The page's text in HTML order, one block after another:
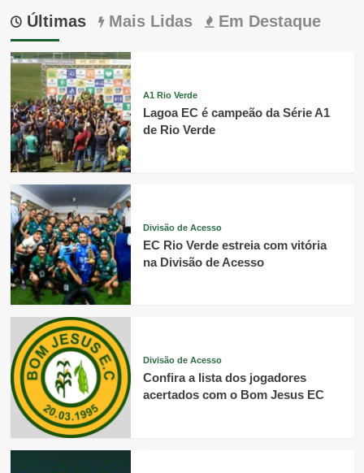
Últimas Mais Lidas Em Destaque
A1 Rio Verde
Lagoa EC é campeão da Série A1
de Rio Verde
Divisão de Acesso
EC Rio Verde estreia com vitória
na Divisão de Acesso
Divisão de Acesso
Confira a lista dos jogadores
acertados com o Bom Jesus EC